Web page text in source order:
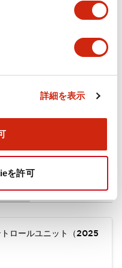
詳細を表示
を許可
ロールユニット（2025